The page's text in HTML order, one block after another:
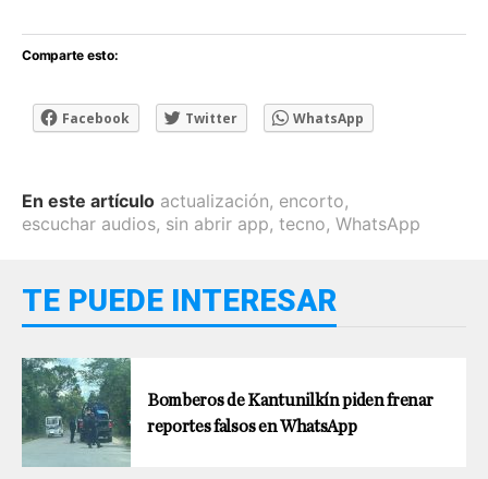
Comparte esto:
Facebook Twitter WhatsApp
En este artículo actualización, encorto,
escuchar audios, sin abrir app, tecno, WhatsApp
TE PUEDE INTERESAR
Bomberos de Kantunilkín piden frenar
reportes falsos en WhatsApp